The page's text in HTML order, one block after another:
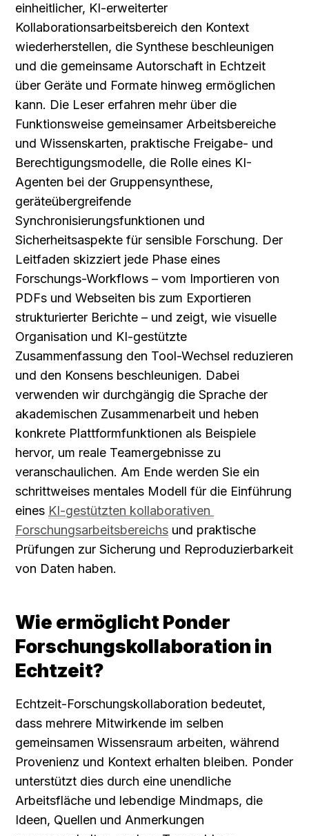
einheitlicher, KI-erweiterter
Kollaborationsarbeitsbereich den Kontext
wiederherstellen, die Synthese beschleunigen
und die gemeinsame Autorschaft in Echtzeit
über Geräte und Formate hinweg ermöglichen
kann. Die Leser erfahren mehr über die
Funktionsweise gemeinsamer Arbeitsbereiche
und Wissenskarten, praktische Freigabe- und
Berechtigungsmodelle, die Rolle eines KI-
Agenten bei der Gruppensynthese,
geräteübergreifende
Synchronisierungsfunktionen und
Sicherheitsaspekte für sensible Forschung. Der
Leitfaden skizziert jede Phase eines
Forschungs-Workflows – vom Importieren von
PDFs und Webseiten bis zum Exportieren
strukturierter Berichte – und zeigt, wie visuelle
Organisation und KI-gestützte
Zusammenfassung den Tool-Wechsel reduzieren
und den Konsens beschleunigen. Dabei
verwenden wir durchgängig die Sprache der
akademischen Zusammenarbeit und heben
konkrete Plattformfunktionen als Beispiele
hervor, um reale Teamergebnisse zu
veranschaulichen. Am Ende werden Sie ein
schrittweises mentales Modell für die Einführung
eines KI-gestützten kollaborativen
Forschungsarbeitsbereichs und praktische
Prüfungen zur Sicherung und Reproduzierbarkeit
von Daten haben.
Wie ermöglicht Ponder
Forschungskollaboration in
Echtzeit?
Echtzeit-Forschungskollaboration bedeutet,
dass mehrere Mitwirkende im selben
gemeinsamen Wissensraum arbeiten, während
Provenienz und Kontext erhalten bleiben. Ponder
unterstützt dies durch eine unendliche
Arbeitsfläche und lebendige Mindmaps, die
Ideen, Quellen und Anmerkungen